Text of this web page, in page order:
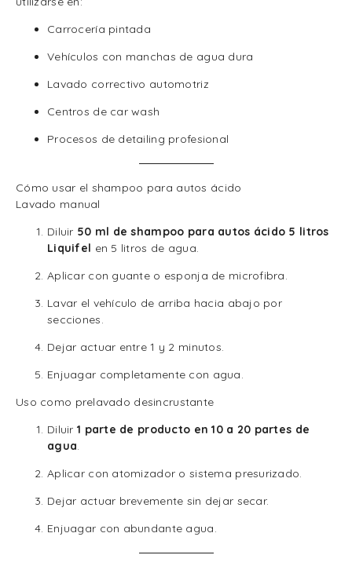
Carrocería pintada
Vehículos con manchas de agua dura
Lavado correctivo automotriz
Centros de car wash
Procesos de detailing profesional
Cómo usar el shampoo para autos ácido
Lavado manual
Diluir 50 ml de shampoo para autos ácido 5 litros
Liquifel en 5 litros de agua.
Aplicar con guante o esponja de microfibra.
Lavar el vehículo de arriba hacia abajo por
secciones.
Dejar actuar entre 1 y 2 minutos.
Enjuagar completamente con agua.
Uso como prelavado desincrustante
Diluir 1 parte de producto en 10 a 20 partes de
agua.
Aplicar con atomizador o sistema presurizado.
Dejar actuar brevemente sin dejar secar.
Enjuagar con abundante agua.